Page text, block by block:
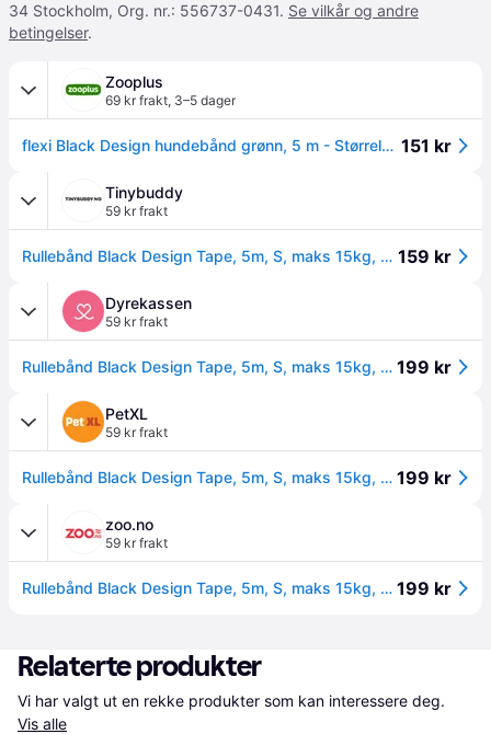
34 Stockholm, Org. nr.: 556737-0431. Se vilkår og andre
betingelser.
Zooplus
69 kr frakt, 3–5 dager
flexi Black Design hundebånd grønn, 5 m - Størrelse S: opptil 15 kg 151 kr
Tinybuddy
59 kr frakt
Rullebånd Black Design Tape, 5m, S, maks 15kg, Grønn 159 kr
Dyrekassen
59 kr frakt
Rullebånd Black Design Tape, 5m, S, maks 15kg, Grønn 199 kr
PetXL
59 kr frakt
Rullebånd Black Design Tape, 5m, S, maks 15kg, Grønn 199 kr
zoo.no
59 kr frakt
Rullebånd Black Design Tape, 5m, S, maks 15kg, Grønn 199 kr
Relaterte produkter
Vis alle